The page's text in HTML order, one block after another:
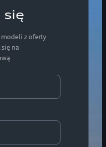
modeli z oferty
na